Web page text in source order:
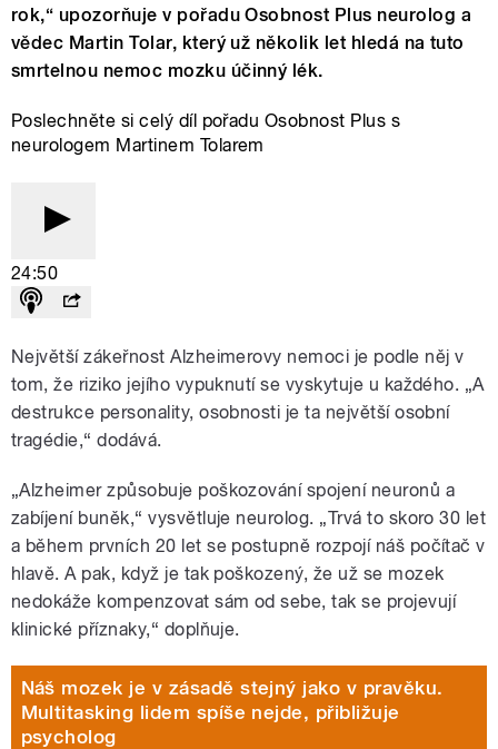
rok,“ upozorňuje v pořadu Osobnost Plus neurolog a
vědec Martin Tolar, který už několik let hledá na tuto
smrtelnou nemoc mozku účinný lék.
Poslechněte si celý díl pořadu Osobnost Plus s
neurologem Martinem Tolarem
24:50
Největší zákeřnost Alzheimerovy nemoci je podle něj v
tom, že riziko jejího vypuknutí se vyskytuje u každého. „A
destrukce personality, osobnosti je ta největší osobní
tragédie,“ dodává.
„Alzheimer způsobuje poškozování spojení neuronů a
zabíjení buněk,“ vysvětluje neurolog. „Trvá to skoro 30 let
a během prvních 20 let se postupně rozpojí náš počítač v
hlavě. A pak, když je tak poškozený, že už se mozek
nedokáže kompenzovat sám od sebe, tak se projevují
klinické příznaky,“ doplňuje.
Náš mozek je v zásadě stejný jako v pravěku.
Multitasking lidem spíše nejde, přibližuje
psycholog